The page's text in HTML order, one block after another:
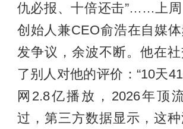
仇必报、十倍还击”……上
创始人兼CEO俞浩在自媒体
发争议，余波不断。他在
了别人对他的评价：“10天
网2.8亿播放，2026年顶
过，第三方数据显示，这种